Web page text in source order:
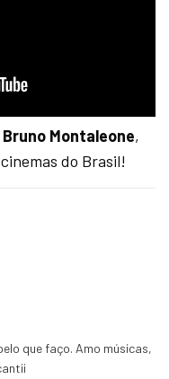
Bruno Montaleone,
do Brasil!
que faço. Amo músicas,